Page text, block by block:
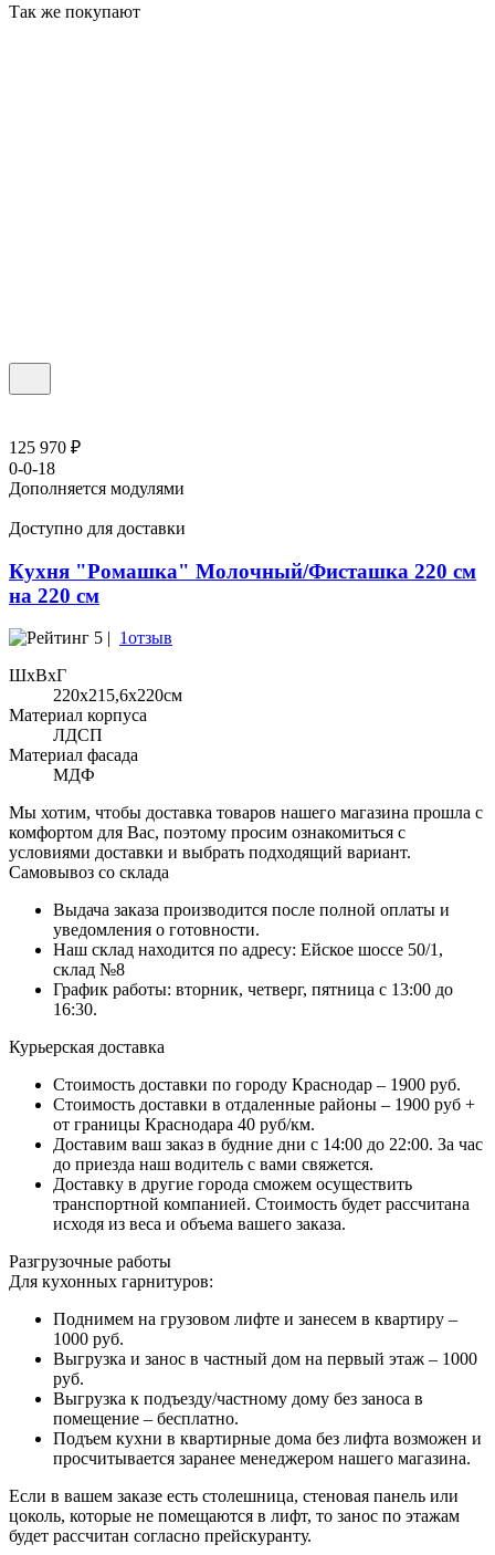
Так же покупают
125 970 ₽
0-0-18
Дополняется модулями
Доступно для доставки
Кухня "Ромашка" Молочный/Фисташка 220 см
на 220 см
5 | 1отзыв
ШхВхГ
220x215,6х220см
Материал корпуса
ЛДСП
Материал фасада
МДФ
Мы хотим, чтобы доставка товаров нашего магазина прошла с
комфортом для Вас, поэтому просим ознакомиться с
условиями доставки и выбрать подходящий вариант.
Самовывоз со склада
Выдача заказа производится после полной оплаты и
уведомления о готовности.
Наш склад находится по адресу: Ейское шоссе 50/1,
склад №8
График работы: вторник, четверг, пятница с 13:00 до
16:30.
Курьерская доставка
Стоимость доставки по городу Краснодар – 1900 руб.
Стоимость доставки в отдаленные районы – 1900 руб +
от границы Краснодара 40 руб/км.
Доставим ваш заказ в будние дни с 14:00 до 22:00. За час
до приезда наш водитель с вами свяжется.
Доставку в другие города сможем осуществить
транспортной компанией. Стоимость будет рассчитана
исходя из веса и объема вашего заказа.
Разгрузочные работы
Для кухонных гарнитуров:
Поднимем на грузовом лифте и занесем в квартиру –
1000 руб.
Выгрузка и занос в частный дом на первый этаж – 1000
руб.
Выгрузка к подъезду/частному дому без заноса в
помещение – бесплатно.
Подъем кухни в квартирные дома без лифта возможен и
просчитывается заранее менеджером нашего магазина.
Если в вашем заказе есть столешница, стеновая панель или
цоколь, которые не помещаются в лифт, то занос по этажам
будет рассчитан согласно прейскуранту.